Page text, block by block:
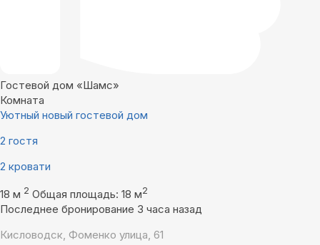
Гостевой дом «Шамс»
Комната
Уютный новый гостевой дом
2 гостя
2 кровати
18 м 2 Общая площадь: 18 м2
Последнее бронирование 3 часа назад
Кисловодск, Фоменко улица, 61